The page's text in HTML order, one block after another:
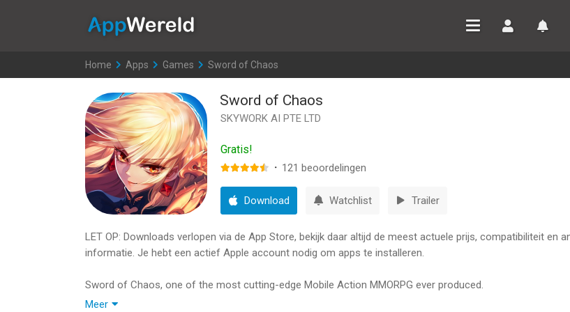
Home >
Apps >
Games >
Sword of Chaos
Sword of Chaos
SKYWORK AI PTE LTD
Gratis!
· 121 beoordelingen
Download Watchlist Trailer
LET OP: Downloads verlopen via de App Store, bekijk daar altijd de meest actuele prijs, compatibiliteit en
informatie. Je hebt een actief Apple account nodig om apps te installeren.
Sword of Chaos, one of the most cutting-edge Mobile Action MMORPG ever produced.
Meer